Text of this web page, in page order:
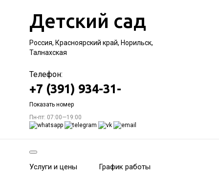
Детский сад
Россия, Красноярский край, Норильск,
Талнахская
Телефон:
+7 (391) 934-31-
Показать номер
Пн-пт: 07:00—19:00
Услуги и цены График работы